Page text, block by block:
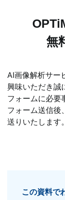
無
AI画像解析サー
興味いただき誠
フォームに必要
フォーム送信後
送りいたします。
この資料で